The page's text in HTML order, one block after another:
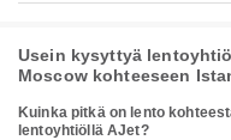
Usein kysyttyä
Moscow kohteeseen
Kuinka pitkä on lento
lentoyhtiöllä AJet?